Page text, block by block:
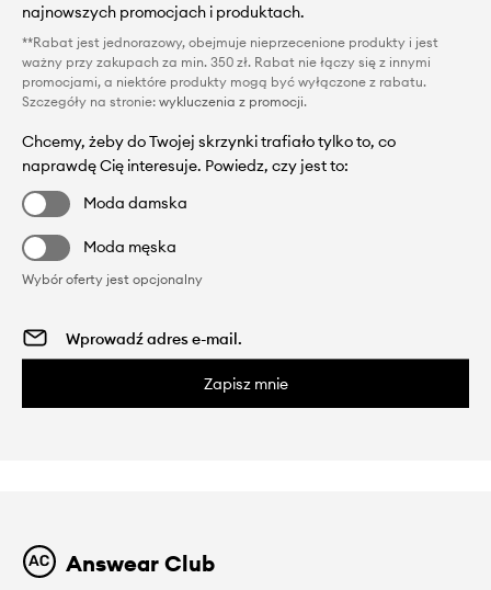
najnowszych promocjach i produktach.
**Rabat jest jednorazowy, obejmuje nieprzecenione produkty i jest
ważny przy zakupach za min. 350 zł. Rabat nie łączy się z innymi
promocjami, a niektóre produkty mogą być wyłączone z rabatu.
Szczegóły na stronie: wykluczenia z promocji.
Chcemy, żeby do Twojej skrzynki trafiało tylko to, co
naprawdę Cię interesuje. Powiedz, czy jest to:
Moda damska
Moda męska
Wybór oferty jest opcjonalny
Zapisz mnie
Answear Club